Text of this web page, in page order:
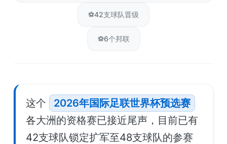
⚽42支球队晋级
⚽6个邦联
这个
2026年国际足联世界杯预选赛
各大洲的资格赛已接近尾声，目前已有
42支球队锁定扩军至48支球队的参赛